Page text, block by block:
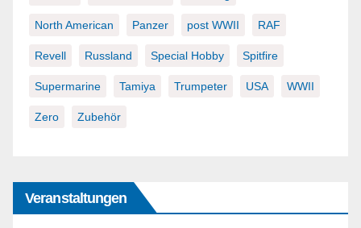
North American Panzer post WWII RAF
Revell Russland Special Hobby Spitfire
Supermarine Tamiya Trumpeter USA WWII
Zero Zubehör
Veranstaltungen